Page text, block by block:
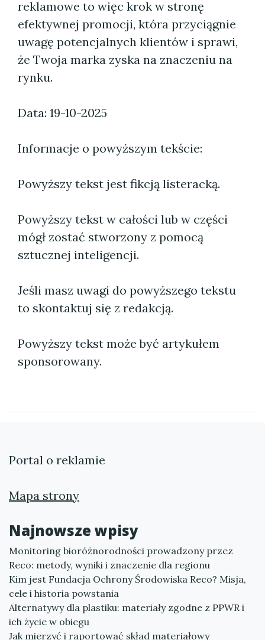
reklamowe to więc krok w stronę
efektywnej promocji, która przyciągnie
uwagę potencjalnych klientów i sprawi,
że Twoja marka zyska na znaczeniu na
rynku.
Data: 19-10-2025
Informacje o powyższym tekście:
Powyższy tekst jest fikcją listeracką.
Powyższy tekst w całości lub w części
mógł zostać stworzony z pomocą
sztucznej inteligencji.
Jeśli masz uwagi do powyższego tekstu
to skontaktuj się z redakcją.
Powyższy tekst może być artykułem
sponsorowany.
Portal o reklamie
Mapa strony
Najnowsze wpisy
Monitoring bioróżnorodności prowadzony przez
Reco: metody, wyniki i znaczenie dla regionu
Kim jest Fundacja Ochrony Środowiska Reco? Misja,
cele i historia powstania
Alternatywy dla plastiku: materiały zgodne z PPWR i
ich życie w obiegu
Jak mierzyć i raportować skład materiałowy